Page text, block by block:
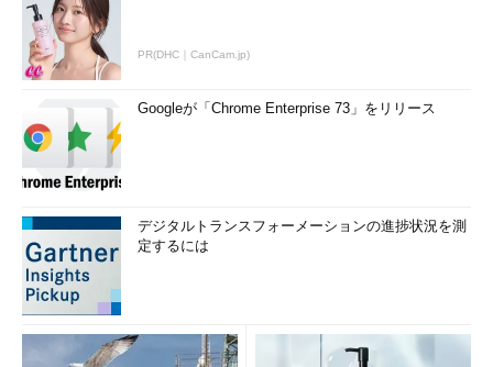
PR(DHC｜CanCam.jp)
Googleが「Chrome Enterprise 73」をリリース
デジタルトランスフォーメーションの進捗状況を測
定するには